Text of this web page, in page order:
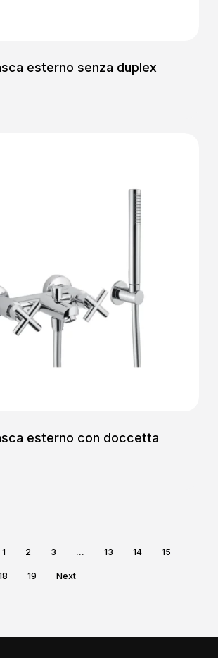
esterno senza duplex
esterno con doccetta
1 2 3 … 13 14 15
19 Next